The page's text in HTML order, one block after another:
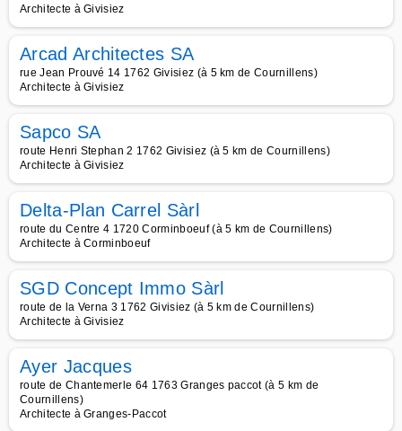
Architecte à Givisiez
Arcad Architectes SA
rue Jean Prouvé 14 1762 Givisiez (à 5 km de Cournillens)
Architecte à Givisiez
Sapco SA
route Henri Stephan 2 1762 Givisiez (à 5 km de Cournillens)
Architecte à Givisiez
Delta-Plan Carrel Sàrl
route du Centre 4 1720 Corminboeuf (à 5 km de Cournillens)
Architecte à Corminboeuf
SGD Concept Immo Sàrl
route de la Verna 3 1762 Givisiez (à 5 km de Cournillens)
Architecte à Givisiez
Ayer Jacques
route de Chantemerle 64 1763 Granges paccot (à 5 km de
Cournillens)
Architecte à Granges-Paccot